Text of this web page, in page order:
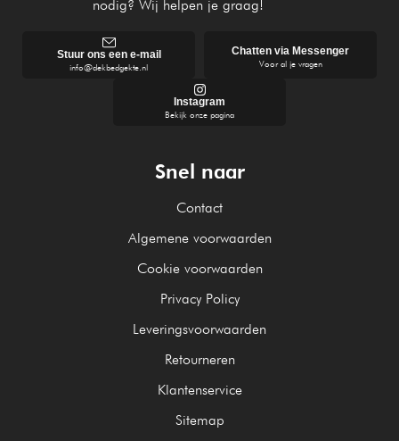
nodig? Wij helpen je graag!
Stuur ons een e-mail
info@dekbedgekte.nl
Chatten via Messenger
Voor al je vragen
Instagram
Bekijk onze pagina
Snel naar
Contact
Algemene voorwaarden
Cookie voorwaarden
Privacy Policy
Leveringsvoorwaarden
Retourneren
Klantenservice
Sitemap